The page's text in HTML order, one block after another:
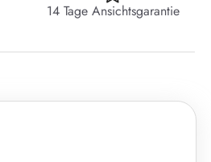
14 Tage Ansichtsgarantie